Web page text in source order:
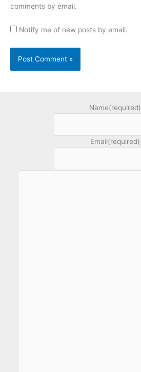
comments by email.
Notify me of new posts by email.
Name(required)
Email(required)